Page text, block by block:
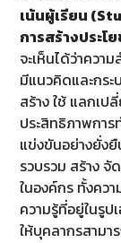
เน้นผู้เรียน (
การสร้างประโ
จะเห็นได้ว่าควา
มีแนวคิดและกร
สร้าง ใช้ แลกเป
ประสิทธิภาพการ
แข่งขันอย่างยั่งยื
รวบรวม สร้าง จั
ในองค์กร ทั้งคว
ความรู้ที่อยู่ในรู
ให้บุคลากรสามา